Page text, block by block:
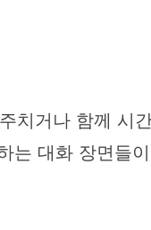
치거나 함께 시
대화 장면들